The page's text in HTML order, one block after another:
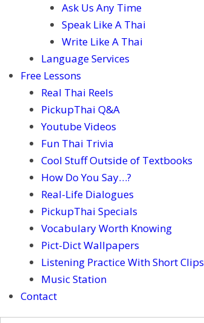
Ask Us Any Time
Speak Like A Thai
Write Like A Thai
Language Services
Free Lessons
Real Thai Reels
PickupThai Q&A
Youtube Videos
Fun Thai Trivia
Cool Stuff Outside of Textbooks
How Do You Say…?
Real-Life Dialogues
PickupThai Specials
Vocabulary Worth Knowing
Pict-Dict Wallpapers
Listening Practice With Short Clips
Music Station
Contact